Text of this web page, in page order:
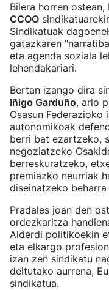
Bilera horren ostean,
CCOO
Sindikatuak
gatazkaren
eta agenda soziala
lehendakariari.
Bertan izango dira
Iñigo Garduño, arlo
Osasun
autonomikoak
berri bat ezartzeko,
negoziatzeko
berreskuratzeko,
premiazko neurriak
diseinatzeko
Pradales joan den
ordezkaritza
Alderdi politikoekin
eta elkargo
izan zen sindikatu
deitutako aurrena,
sindikatua.